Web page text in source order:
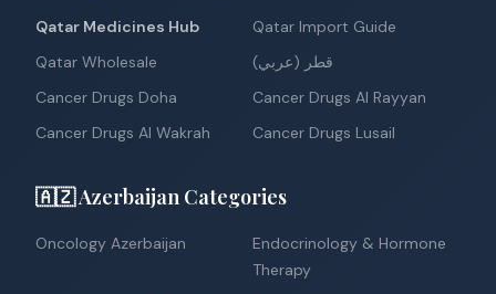
Qatar Medicines Hub
Qatar Import Guide
Qatar Wholesale
قطر (عربي)
Cancer Drugs Doha
Cancer Drugs Al Rayyan
Cancer Drugs Al Wakrah
Cancer Drugs Lusail
🇦🇿 Azerbaijan Categories
Oncology Azerbaijan
Endocrinology & Hormone
Therapy